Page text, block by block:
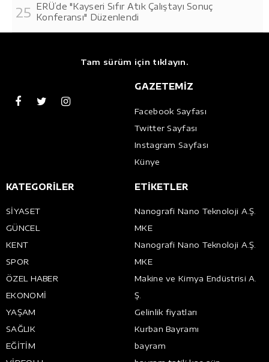
ERÜ’de "Kayseri Sıfır Atık Çalıştayı Sonuç
Konferansı" Düzenlendi
Tam sürüm için tıklayın.
GAZETEMİZ
Facebook Sayfası
Twitter Sayfası
Instagram Sayfası
Künye
KATEGORİLER
SİYASET
GÜNCEL
KENT
SPOR
ÖZEL HABER
EKONOMİ
YAŞAM
SAĞLIK
EĞİTİM
ETİKETLER
Nanografi Nano Teknoloji A.Ş.
MKE
Nanografi Nano Teknoloji A.Ş.
MKE
Makine ve Kimya Endüstrisi A.
Ş.
Gelinlik fiyatları
Kurban Bayramı
bayram